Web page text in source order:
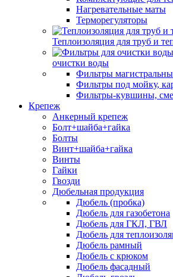
Нагревательные маты
Терморегуляторы
Теплоизоляция для труб и
очистки воды
Фильтры
Фильтры под мойку,
Фильтры-кувшины,
Крепеж
Анкерный крепеж
Болт+шайба+гайка
Болты
Винт+шайба+гайка
Винты
Гайки
Гвозди
Дюбельная продукция
Дюбель (пробка)
Дюбель для газобетона
Дюбель для ГКЛ, ГВЛ
Дюбель для
Дюбель рамный
Дюбель с крюком
Дюбель фасадный